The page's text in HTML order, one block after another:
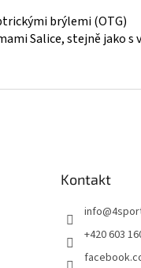
brýlemi (OTG)
Salice, stejně jako s
Kontakt
info@
+420 603